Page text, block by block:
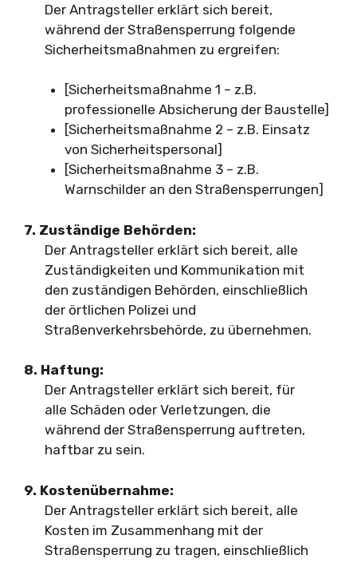
Der Antragsteller erklärt sich bereit,
während der Straßensperrung folgende
Sicherheitsmaßnahmen zu ergreifen:
[Sicherheitsmaßnahme 1 – z.B.
professionelle Absicherung der Baustelle]
[Sicherheitsmaßnahme 2 – z.B. Einsatz
von Sicherheitspersonal]
[Sicherheitsmaßnahme 3 – z.B.
Warnschilder an den Straßensperrungen]
7. Zuständige Behörden:
Der Antragsteller erklärt sich bereit, alle
Zuständigkeiten und Kommunikation mit
den zuständigen Behörden, einschließlich
der örtlichen Polizei und
Straßenverkehrsbehörde, zu übernehmen.
8. Haftung:
Der Antragsteller erklärt sich bereit, für
alle Schäden oder Verletzungen, die
während der Straßensperrung auftreten,
haftbar zu sein.
9. Kostenübernahme:
Der Antragsteller erklärt sich bereit, alle
Kosten im Zusammenhang mit der
Straßensperrung zu tragen, einschließlich